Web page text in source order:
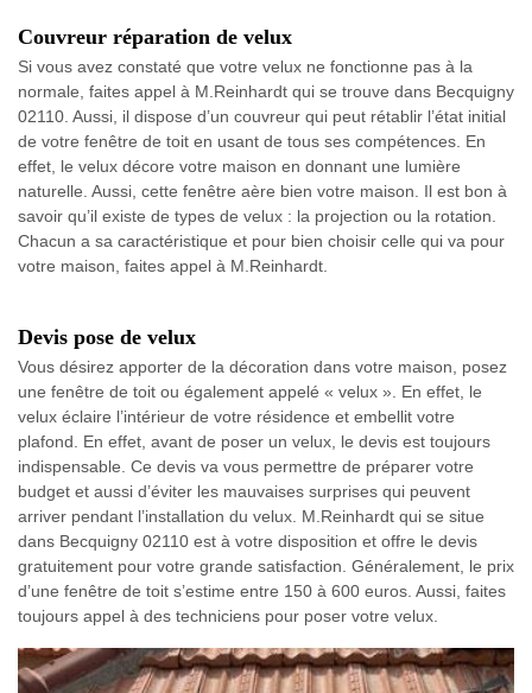
Couvreur réparation de velux
Si vous avez constaté que votre velux ne fonctionne pas à la
normale, faites appel à M.Reinhardt qui se trouve dans Becquigny
02110. Aussi, il dispose d’un couvreur qui peut rétablir l’état initial
de votre fenêtre de toit en usant de tous ses compétences. En
effet, le velux décore votre maison en donnant une lumière
naturelle. Aussi, cette fenêtre aère bien votre maison. Il est bon à
savoir qu’il existe de types de velux : la projection ou la rotation.
Chacun a sa caractéristique et pour bien choisir celle qui va pour
votre maison, faites appel à M.Reinhardt.
Devis pose de velux
Vous désirez apporter de la décoration dans votre maison, posez
une fenêtre de toit ou également appelé « velux ». En effet, le
velux éclaire l’intérieur de votre résidence et embellit votre
plafond. En effet, avant de poser un velux, le devis est toujours
indispensable. Ce devis va vous permettre de préparer votre
budget et aussi d’éviter les mauvaises surprises qui peuvent
arriver pendant l’installation du velux. M.Reinhardt qui se situe
dans Becquigny 02110 est à votre disposition et offre le devis
gratuitement pour votre grande satisfaction. Généralement, le prix
d’une fenêtre de toit s’estime entre 150 à 600 euros. Aussi, faites
toujours appel à des techniciens pour poser votre velux.